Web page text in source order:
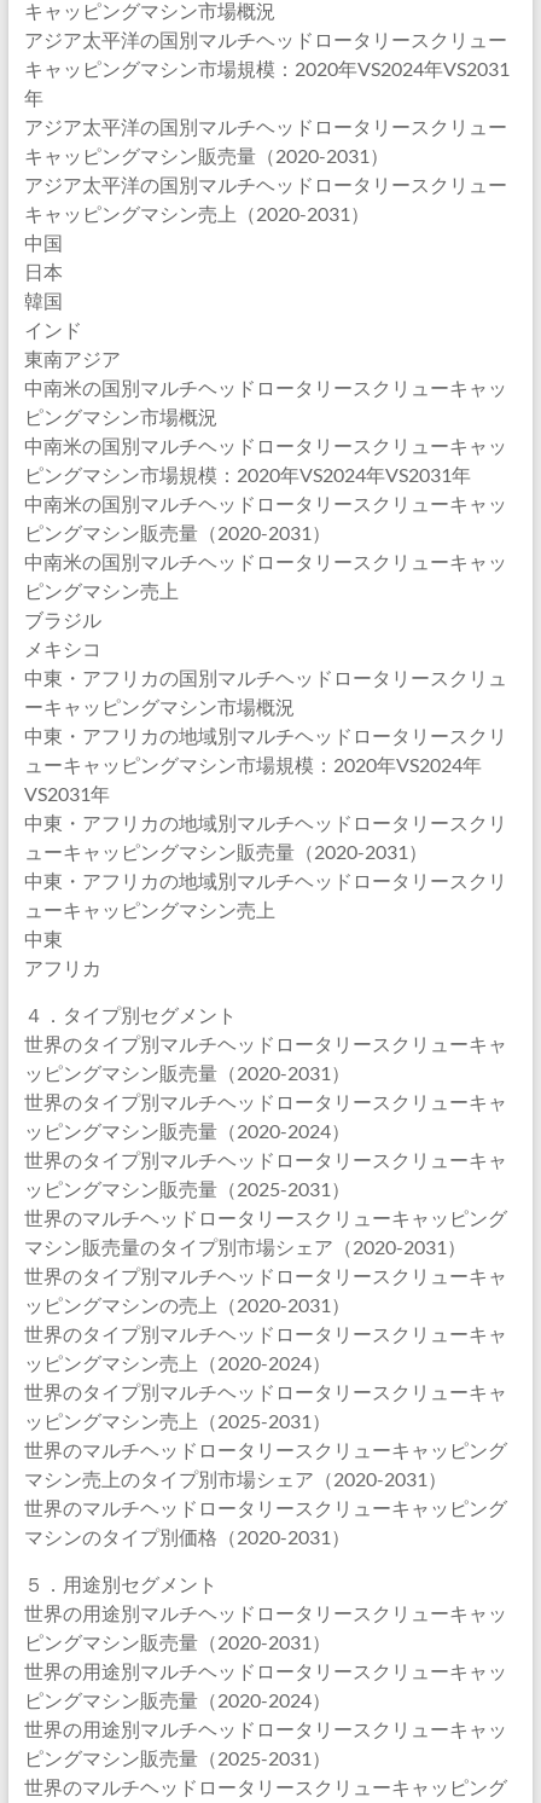
キャッピングマシン市場概況
アジア太平洋の国別マルチヘッドロータリースクリュー
キャッピングマシン市場規模：2020年VS2024年VS2031
年
アジア太平洋の国別マルチヘッドロータリースクリュー
キャッピングマシン販売量（2020-2031）
アジア太平洋の国別マルチヘッドロータリースクリュー
キャッピングマシン売上（2020-2031）
中国
日本
韓国
インド
東南アジア
中南米の国別マルチヘッドロータリースクリューキャッ
ピングマシン市場概況
中南米の国別マルチヘッドロータリースクリューキャッ
ピングマシン市場規模：2020年VS2024年VS2031年
中南米の国別マルチヘッドロータリースクリューキャッ
ピングマシン販売量（2020-2031）
中南米の国別マルチヘッドロータリースクリューキャッ
ピングマシン売上
ブラジル
メキシコ
中東・アフリカの国別マルチヘッドロータリースクリュ
ーキャッピングマシン市場概況
中東・アフリカの地域別マルチヘッドロータリースクリ
ューキャッピングマシン市場規模：2020年VS2024年
VS2031年
中東・アフリカの地域別マルチヘッドロータリースクリ
ューキャッピングマシン販売量（2020-2031）
中東・アフリカの地域別マルチヘッドロータリースクリ
ューキャッピングマシン売上
中東
アフリカ
４．タイプ別セグメント
世界のタイプ別マルチヘッドロータリースクリューキャ
ッピングマシン販売量（2020-2031）
世界のタイプ別マルチヘッドロータリースクリューキャ
ッピングマシン販売量（2020-2024）
世界のタイプ別マルチヘッドロータリースクリューキャ
ッピングマシン販売量（2025-2031）
世界のマルチヘッドロータリースクリューキャッピング
マシン販売量のタイプ別市場シェア（2020-2031）
世界のタイプ別マルチヘッドロータリースクリューキャ
ッピングマシンの売上（2020-2031）
世界のタイプ別マルチヘッドロータリースクリューキャ
ッピングマシン売上（2020-2024）
世界のタイプ別マルチヘッドロータリースクリューキャ
ッピングマシン売上（2025-2031）
世界のマルチヘッドロータリースクリューキャッピング
マシン売上のタイプ別市場シェア（2020-2031）
世界のマルチヘッドロータリースクリューキャッピング
マシンのタイプ別価格（2020-2031）
５．用途別セグメント
世界の用途別マルチヘッドロータリースクリューキャッ
ピングマシン販売量（2020-2031）
世界の用途別マルチヘッドロータリースクリューキャッ
ピングマシン販売量（2020-2024）
世界の用途別マルチヘッドロータリースクリューキャッ
ピングマシン販売量（2025-2031）
世界のマルチヘッドロータリースクリューキャッピング